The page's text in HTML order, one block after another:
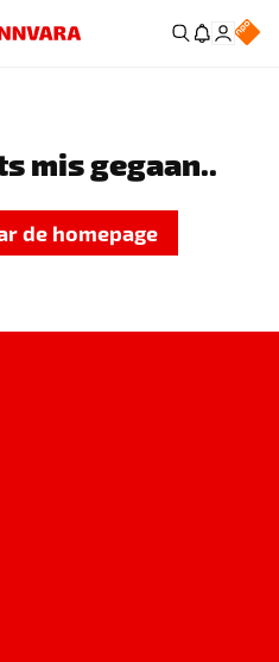
mis gegaan..
de homepage